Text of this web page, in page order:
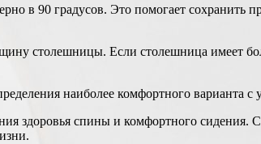
в 90 градусов. Это помогает сохранить
столешницы. Если столешница имеет
наиболее комфортного варианта
здоровья спины и комфортного